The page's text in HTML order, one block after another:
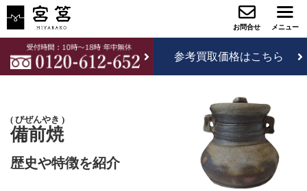
参考買取価格はこちら
備前焼
びぜんやき
歴史や特徴を紹介